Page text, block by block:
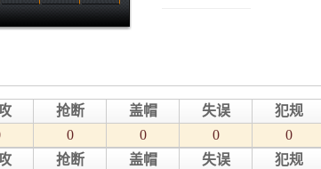
抢断 盖帽 失误 犯规
0 0 0 0
抢断 盖帽 失误 犯规